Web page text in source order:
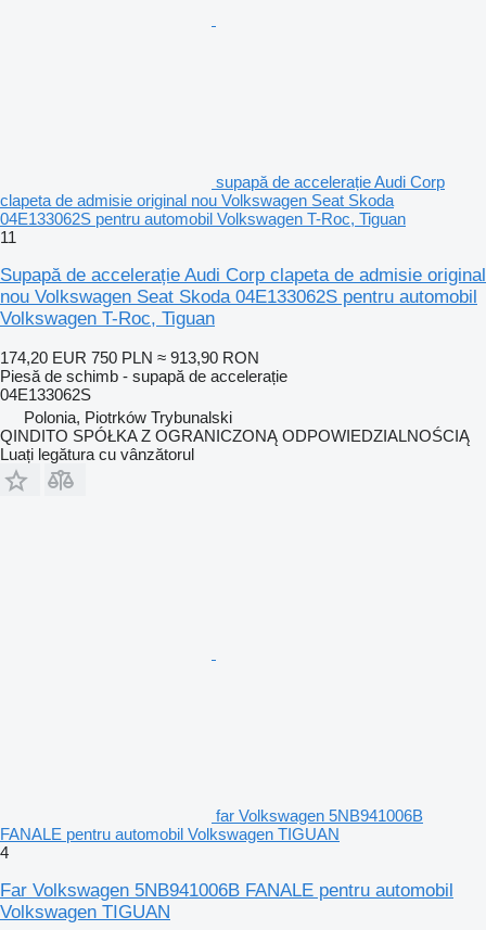
supapă de accelerație Audi Corp
clapeta de admisie original nou Volkswagen Seat Skoda
04E133062S pentru automobil Volkswagen T-Roc, Tiguan
11
Supapă de accelerație Audi Corp clapeta de admisie original
nou Volkswagen Seat Skoda 04E133062S pentru automobil
Volkswagen T-Roc, Tiguan
174,20 EUR 750 PLN ≈ 913,90 RON
Piesă de schimb - supapă de accelerație
04E133062S
Polonia, Piotrków Trybunalski
QINDITO SPÓŁKA Z OGRANICZONĄ ODPOWIEDZIALNOŚCIĄ
Luați legătura cu vânzătorul
far Volkswagen 5NB941006B
FANALE pentru automobil Volkswagen TIGUAN
4
Far Volkswagen 5NB941006B FANALE pentru automobil
Volkswagen TIGUAN